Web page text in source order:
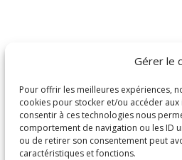
Gérer le
Pour offrir les meilleures expériences,
cookies pour stocker et/ou accéder
consentir à ces technologies nous
comportement de navigation ou les ID
ou de retirer son consentement peut
caractéristiques et fonctions.